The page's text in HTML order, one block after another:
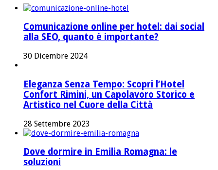
Comunicazione online per hotel: dai social
alla SEO, quanto è importante?
30 Dicembre 2024
Eleganza Senza Tempo: Scopri l’Hotel
Confort Rimini, un Capolavoro Storico e
Artistico nel Cuore della Città
28 Settembre 2023
Dove dormire in Emilia Romagna: le
soluzioni